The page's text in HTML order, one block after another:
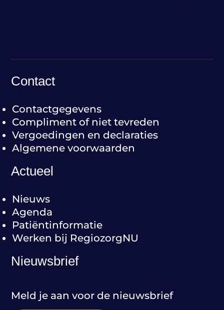
Contact
Contactgegevens
Compliment of niet tevreden
Vergoedingen en declaraties
Algemene voorwaarden
Actueel
Nieuws
Agenda
Patiëntinformatie
Werken bij RegiozorgNU
Nieuwsbrief
Meld je aan voor de nieuwsbrief